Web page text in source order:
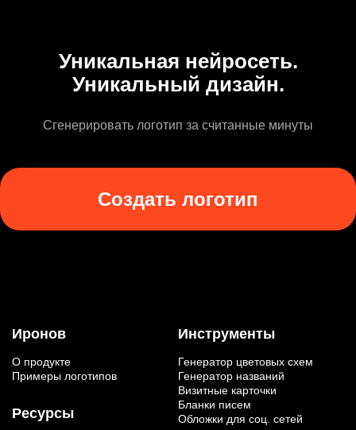
Уникальная нейросеть.
Уникальный дизайн.
Сгенерировать логотип за считанные минуты
Создать логотип
Иронов
О продукте
Примеры логотипов
Ресурсы
Инструменты
Генератор цветовых схем
Генератор названий
Визитные карточки
Бланки писем
Обложки для соц. сетей